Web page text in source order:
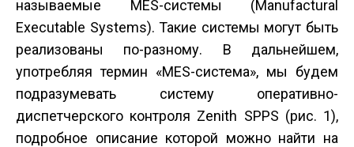
называемые MES-системы (Manufactural
Executable Systems). Такие системы могут быть
реализованы по-разному. В дальнейшем,
употребляя термин «MES-система», мы будем
подразумевать систему оперативно-
диспетчерского контроля Zenith SPPS (рис. 1),
подробное описание которой можно найти на